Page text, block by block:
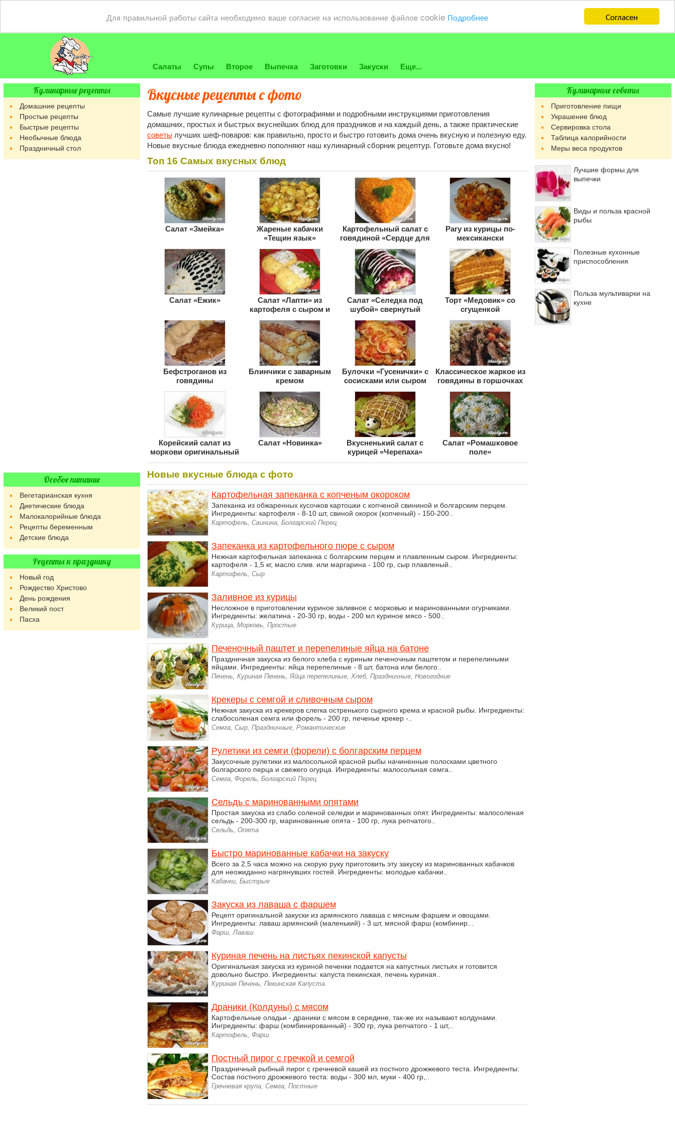
Согласен
Для правильной работы сайта необходимо ваше согласие на использование файлов cookie Подробнее
Салаты Супы Второе Выпечка Заготовки Закуски Еще...
Вкусные рецепты с фото
Самые лучшие кулинарные рецепты с фотографиями и подробными инструкциями приготовления
домашних, простых и быстрых вкуснейших блюд для праздников и на каждый день, а также практические
советы лучших шеф-поваров: как правильно, просто и быстро готовить дома очень вкусную и полезную еду.
Новые вкусные блюда ежедневно пополняют наш кулинарный сборник рецептур. Готовьте дома вкусно!
Топ 16 Самых вкусных блюд
Салат «Змейка»
Жареные кабачки
«Тещин язык»
Картофельный салат с
говядиной «Сердце для
любимой»
Рагу из курицы по-
мексикански
Салат «Ежик»
Салат «Лапти» из
картофеля с сыром и
ветчиной
Салат «Селедка под
шубой» свернутый
рулетом
Торт «Медовик» со
сгущенкой
Бефстроганов из
говядины
(классический)
Блинчики с заварным
кремом
Булочки «Гусенички» с
сосисками или сыром
Классическое жаркое из
говядины в горшочках
Корейский салат из
моркови оригинальный
Салат «Новинка»
Вкусненький салат с
курицей «Черепаха»
Салат «Ромашковое
поле»
Новые вкусные блюда с фото
Картофельная запеканка с копченым окороком
Запеканка из обжаренных кусочков картошки с копченой свининой и болгарским перцем.
Ингредиенты: картофеля - 8-10 шт, свиной окорок (копченый) - 150-200..
Картофель, Свинина, Болгарский Перец
Запеканка из картофельного пюре с сыром
Нежная картофельная запеканка с болгарским перцем и плавленным сыром. Ингредиенты:
картофеля - 1,5 кг, масло слив. или маргарина - 100 гр, сыр плавленый..
Картофель, Сыр
Заливное из курицы
Несложное в приготовлении куриное заливное с морковью и маринованными огурчиками.
Ингредиенты: желатина - 20-30 гр, воды - 200 мл куриное мясо - 500..
Курица, Морковь, Простые
Печеночный паштет и перепелиные яйца на батоне
Праздничная закуска из белого хлеба с куриным печеночным паштетом и перепелиными
яйцами. Ингредиенты: яйца перепелиные - 8 шт, батона или белого..
Печень, Куриная Печень, Яйца перепелиные, Хлеб, Праздничные, Новогодние
Крекеры с семгой и сливочным сыром
Нежная закуска из крекеров слегка остренького сырного крема и красной рыбы. Ингредиенты:
слабосоленая семга или форель - 200 гр, печенье крекер -..
Семга, Сыр, Праздничные, Романтические
Рулетики из семги (форели) с болгарским перцем
Закусочные рулетики из малосольной красной рыбы начиненные полосками цветного
болгарского перца и свежего огурца. Ингредиенты: малосольная семга..
Семга, Форель, Болгарский Перец
Сельдь с маринованными опятами
Простая закуска из слабо соленой селедки и маринованных опят. Ингредиенты: малосоленая
сельдь - 200-300 гр, маринованные опята - 100 гр, лука репчатого..
Сельдь, Опята
Быстро маринованные кабачки на закуску
Всего за 2,5 часа можно на скорую руку приготовить эту закуску из маринованных кабачков
для неожиданно нагрянувших гостей. Ингредиенты: молодые кабачки..
Кабачки, Быстрые
Закуска из лаваша с фаршем
Рецепт оригинальной закуски из армянского лаваша с мясным фаршем и овощами.
Ингредиенты: лаваш армянский (маленький) - 3 шт, мясной фарш (комбинир...
Фарш, Лаваш
Куриная печень на листьях пекинской капусты
Оригинальная закуска из куриной печенки подается на капустных листьях и готовится
довольно быстро. Ингредиенты: капуста пекинская, печень куриная..
Куриная Печень, Пекинская Капуста
Драники (Колдуны) с мясом
Картофельные оладьи - драники с мясом в середине, так-же их называют колдунами.
Ингредиенты: фарш (комбинированный) - 300 гр, лука репчатого - 1 шт,..
Картофель, Фарш
Постный пирог с гречкой и семгой
Праздничный рыбный пирог с гречневой кашей из постного дрожжевого теста. Ингредиенты:
Состав постного дрожжевого теста: воды - 300 мл, муки - 400 гр,..
Гречневая крупа, Семга, Постные
Кулинарные рецепты
Домашние рецепты
Простые рецепты
Быстрые рецепты
Необычные блюда
Праздничный стол
Особое питание
Вегетарианская кухня
Диетические блюда
Малокалорийные блюда
Рецепты беременным
Детские блюда
Рецепты к празднику
Новый год
Рождество Христово
День рождения
Великий пост
Пасха
Кулинарные советы
Приготовление пищи
Украшение блюд
Сервировка стола
Таблица калорийности
Меры веса продуктов
Лучшие формы для
выпечки
Виды и польза красной
рыбы
Полезные кухонные
приспособления
Польза мультиварки на
кухне